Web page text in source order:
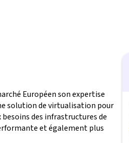
Européen son expertise
solution de virtualisation pour
des infrastructures de
et également plus